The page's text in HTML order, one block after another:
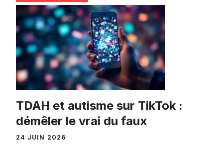
TDAH et autisme sur TikTok :
démêler le vrai du faux
24 JUIN 2026